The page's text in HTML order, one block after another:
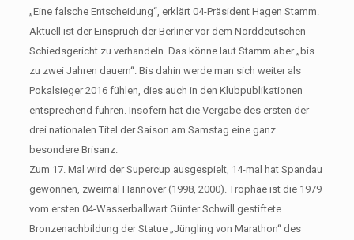
„Eine falsche Entscheidung“, erklärt 04-Präsident Hagen Stamm.
Aktuell ist der Einspruch der Berliner vor dem Norddeutschen
Schiedsgericht zu verhandeln. Das könne laut Stamm aber „bis
zu zwei Jahren dauern“. Bis dahin werde man sich weiter als
Pokalsieger 2016 fühlen, dies auch in den Klubpublikationen
entsprechend führen. Insofern hat die Vergabe des ersten der
drei nationalen Titel der Saison am Samstag eine ganz
besondere Brisanz.
Zum 17. Mal wird der Supercup ausgespielt, 14-mal hat Spandau
gewonnen, zweimal Hannover (1998, 2000). Trophäe ist die 1979
vom ersten 04-Wasserballwart Günter Schwill gestiftete
Bronzenachbildung der Statue „Jüngling von Marathon“ des